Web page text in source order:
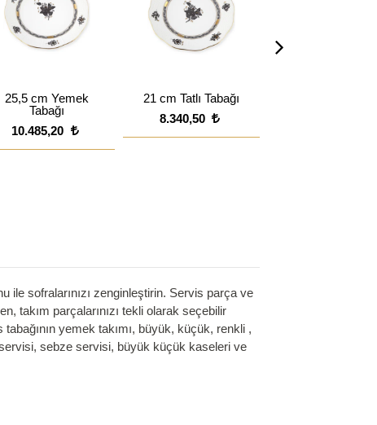
25,5 cm Yemek
Tabağı
10.485,20
21 cm Tatlı Tabağı
8.340,50
sofralarınızı zenginleştirin. Servis parça ve
takım parçalarınızı tekli olarak seçebilir
yemek takımı, büyük, küçük, renkli ,
sebze servisi, büyük küçük kaseleri ve